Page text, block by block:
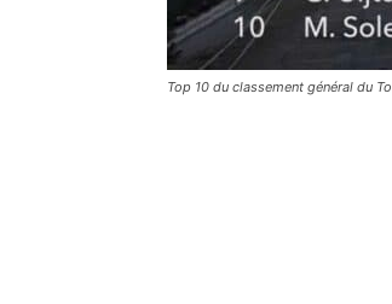
Top 10 du classement général du